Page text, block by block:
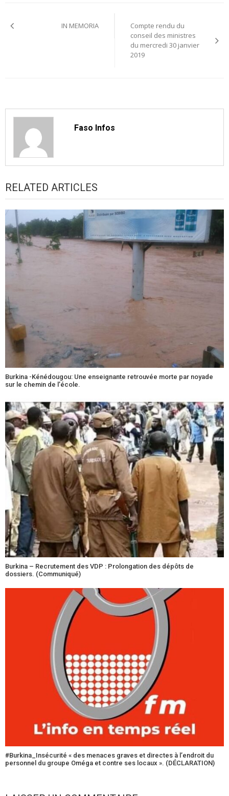
de
IN MEMORIA
Compte rendu du
conseil des ministres
du mercredi 30 janvier
2019
Faso Infos
RELATED ARTICLES
Burkina -Kénédougou: Une enseignante retrouvée morte par noyade
sur le chemin de l’école.
Burkina – Recrutement des VDP : Prolongation des dépôts de
dossiers. (Communiqué)
#Burkina_Insécurité « des menaces graves et directes à l’endroit du
personnel du groupe Oméga et contre ses locaux ». (DÉCLARATION)